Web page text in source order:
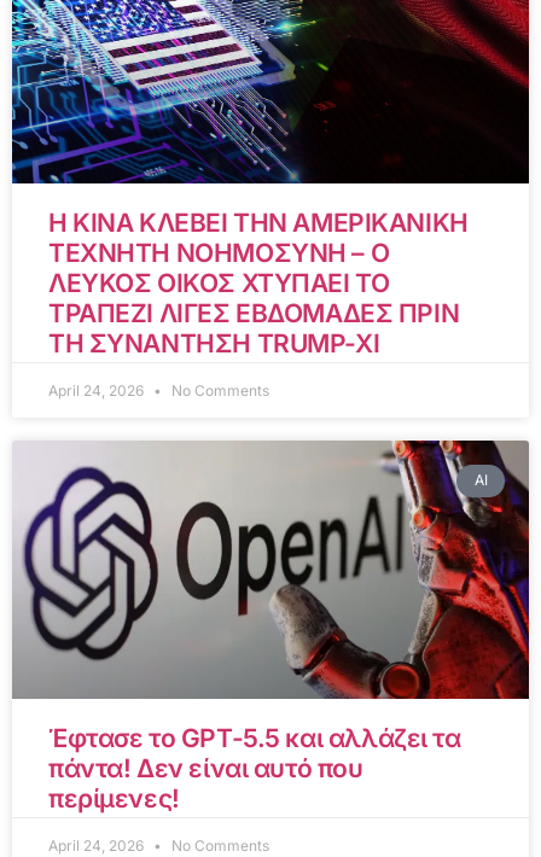
Η ΚΙΝΑ ΚΛΕΒΕΙ ΤΗΝ ΑΜΕΡΙΚΑΝΙΚΗ
ΤΕΧΝΗΤΗ ΝΟΗΜΟΣΥΝΗ – Ο
ΛΕΥΚΟΣ ΟΙΚΟΣ ΧΤΥΠΑΕΙ ΤΟ
ΤΡΑΠΕΖΙ ΛΙΓΕΣ ΕΒΔΟΜΑΔΕΣ ΠΡΙΝ
ΤΗ ΣΥΝΑΝΤΗΣΗ TRUMP-XI
April 24, 2026 No Comments
AI
Έφτασε το GPT-5.5 και αλλάζει τα
πάντα! Δεν είναι αυτό που
περίμενες!
April 24, 2026 No Comments